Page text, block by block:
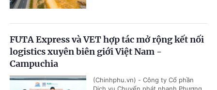
FUTA Express và VET hợp tác mở rộng kết nối
logistics xuyên biên giới Việt Nam -
Campuchia
(Chinhphu.vn) - Công ty Cổ phần
Dịch vụ Chuyển phát nhanh Phương